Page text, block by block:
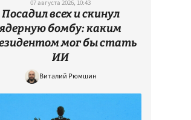
07 августа 2026, 10:43
Посадил всех и скинул
ядерную бомбу: каким
мог бы стать
ИИ
Виталий Рюмшин